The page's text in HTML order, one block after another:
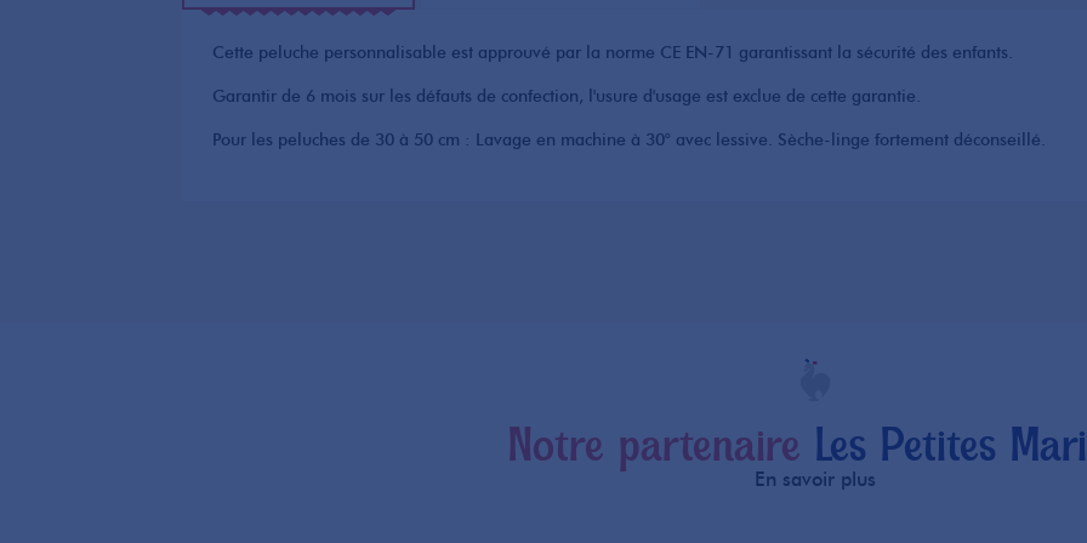
Cette peluche personnalisable est approuvé par la norme CE EN-71 garantissant la sécurité des enfants.
Garantir de 6 mois sur les défauts de confection, l'usure d'usage est exclue de cette garantie.
Pour les peluches de 30 à 50 cm : Lavage en machine à 30° avec lessive. Sèche-linge fortement déconseillé.
Notre partenaire Les Petites
En savoir plus